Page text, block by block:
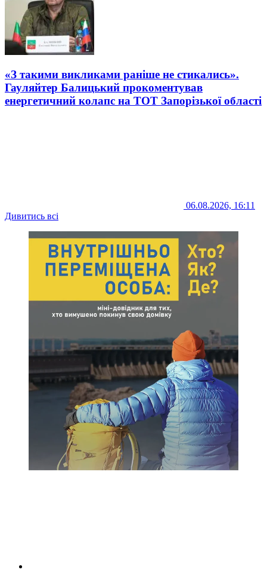
«З такими викликами раніше не стикались».
Гауляйтер Балицький прокоментував
енергетичний колапс на ТОТ Запорізької області
06.08.2026, 16:11
Дивитись всі